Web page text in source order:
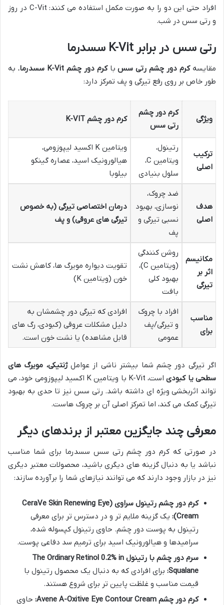
افراد حتی این دو را به صورت مکمل استفاده می کنند: C-Vit در روز
و رتی سس در شب.
رتی سس در برابر K-Vit سسدرما
مقایسهکرم دور چشم رتی سسباکرم دور چشم K-Vit سسدرما
، به
طور خاص بر روی رفع تیرگی و پف تمرکز دارد:
ویژگی
کرم دور چشم
رتی سس
کرم دور چشم K-VIT
ترکیب
اصلی
رتینول،
ویتامین C،
سلول بنیادی
ویتامین K اکسید لیپوزومی،
هیالورونیک اسید، عصاره گینکو
بیلوبا
هدف
اصلی
ضد چروک،
نوسازی، بهبود
نسبی تیرگی و
پف
درمان اختصاصی تیرگی (به خصوص
تیرگی های عروقی) و پف
مکانیسم
اثر بر
تیرگی
روشن کنندگی
(ویتامین C)،
بهبود کلی
بافت
تقویت دیواره مویرگ ها، کاهش نشت
خون (ویتامین K)
مناسب
برای
افراد با چروک
و تیرگی/پف
عمومی
افرادی که تیرگی دور چشمشان به
دلیل مشکلات عروقی (کبودی، رگ های
قابل مشاهده) یا نشت خون است.
اگر تیرگی دور چشم شما بیشتر ناشی از عواملژنتیکی، مویرگ های
سطحی یا کبودی
است، K-Vit با ویتامین K اکسید لیپوزومی خود، می
تواند اثربخشی ویژه ای داشته باشد. رتی سس نیز تا حدی به بهبود
تیرگی کمک می کند، اما تمرکز اصلی آن بر چروک هاست.
معرفی چند جایگزین معتبر از برندهای دیگر
در صورتی که کرم دور چشم رتی سس سسدرما برای شما مناسب
نباشد یا به دنبال گزینه های دیگری باشید، محصولات معتبر دیگری
نیز در بازار وجود دارند که می توانند نیازهای شما را برآورده سازند:
کرم دور چشم رتینول سراوی (CeraVe Skin Renewing Eye
Cream):
یک گزینه ملایم تر و در دسترس تر برای معرفی
رتینول به پوست دور چشم. حاوی رتینول کپسوله شده،
سرامیدها و هیالورونیک اسید برای ترمیم سد دفاعی پوست.
سرم دور چشم با رتینول The Ordinary Retinol 0.2% in
Squalane: برای افرادی که به دنبال یک محصول رتینول با
قیمت مناسب و غلظت پایین تر برای شروع هستند.
کرم دور چشم Avene A-Oxitive Eye Contour Cream:
حاوی